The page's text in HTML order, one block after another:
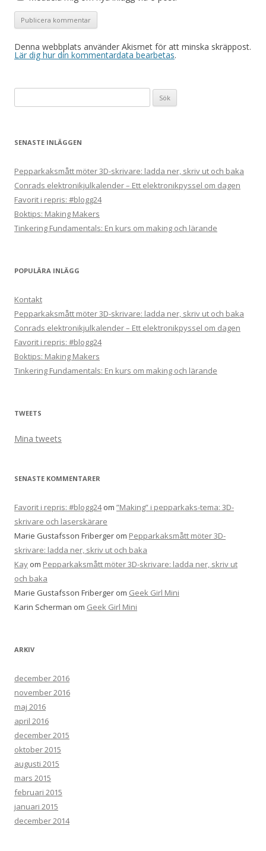
Denna webbplats använder Akismet för att minska skräppost.
Lär dig hur din kommentardata bearbetas.
efter:
SENASTE INLÄGGEN
Pepparkaksmått möter 3D-skrivare: ladda ner, skriv ut och baka
Conrads elektronikjulkalender – Ett elektronikpyssel om dagen
Favorit i repris: #blogg24
Boktips: Making Makers
Tinkering Fundamentals: En kurs om making och lärande
POPULÄRA INLÄGG
Kontakt
Pepparkaksmått möter 3D-skrivare: ladda ner, skriv ut och baka
Conrads elektronikjulkalender – Ett elektronikpyssel om dagen
Favorit i repris: #blogg24
Boktips: Making Makers
Tinkering Fundamentals: En kurs om making och lärande
TWEETS
Mina tweets
SENASTE KOMMENTARER
Favorit i repris: #blogg24om ”Making” i pepparkaks-tema: 3D-
skrivare och laserskärare
Marie Gustafsson Friberger om Pepparkaksmått möter 3D-
skrivare: ladda ner, skriv ut och baka
Kay om Pepparkaksmått möter 3D-skrivare: ladda ner, skriv ut
och baka
Marie Gustafsson Friberger om Geek Girl Mini
Karin Scherman om Geek Girl Mini
ARKIV
december 2016
november 2016
maj 2016
april 2016
december 2015
oktober 2015
augusti 2015
mars 2015
februari 2015
januari 2015
december 2014